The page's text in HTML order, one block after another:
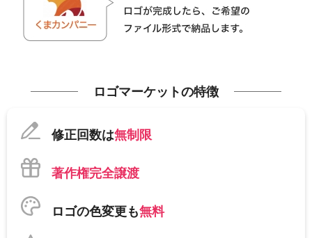
ロゴマーケットの特徴
修正回数は無制限
著作権完全譲渡
ロゴの色変更も無料